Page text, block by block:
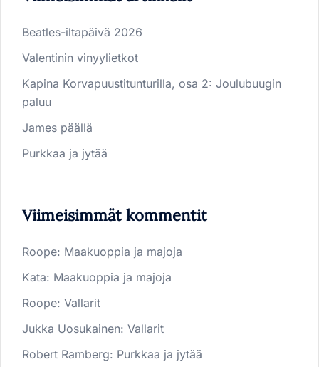
Beatles-iltapäivä 2026
Valentinin vinyylietkot
Kapina Korvapuustitunturilla, osa 2: Joulubuugin
paluu
James päällä
Purkkaa ja jytää
Viimeisimmät kommentit
Roope: Maakuoppia ja majoja
Kata: Maakuoppia ja majoja
Roope: Vallarit
Jukka Uosukainen: Vallarit
Robert Ramberg: Purkkaa ja jytää